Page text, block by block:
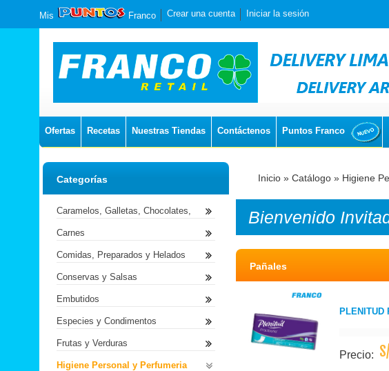
Mis Franco Crear una cuenta Iniciar la sesión
Ofertas Recetas Nuestras Tiendas Contáctenos Puntos Franco
Inicio » Catálogo » Higiene
Bienvenido
Pañales
PLENITUD
Precio:
Categorías
Caramelos, Galletas, Chocolates,
Carnes
Comidas, Preparados y Helados
Conservas y Salsas
Embutidos
Especies y Condimentos
Frutas y Verduras
Higiene Personal y Perfumeria